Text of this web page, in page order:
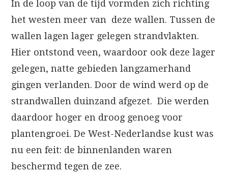
In de loop van de tijd vormden zich richting
het westen meer van deze wallen. Tussen de
wallen lagen lager gelegen strandvlakten.
Hier ontstond veen, waardoor ook deze lager
gelegen, natte gebieden langzamerhand
gingen verlanden. Door de wind werd op de
strandwallen duinzand afgezet. Die werden
daardoor hoger en droog genoeg voor
plantengroei. De West-Nederlandse kust was
nu een feit: de binnenlanden waren
beschermd tegen de zee.